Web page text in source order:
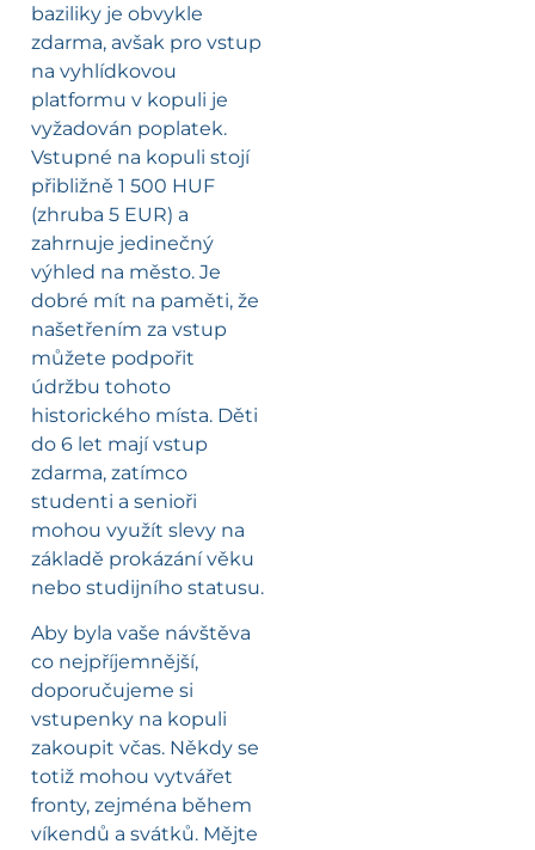
baziliky je obvykle
zdarma, avšak pro vstup
na vyhlídkovou
platformu v kopuli je
vyžadován poplatek.
Vstupné na kopuli stojí
přibližně 1 500 HUF
(zhruba 5 EUR) a
zahrnuje jedinečný
výhled na město. Je
dobré mít na paměti, že
našetřením za vstup
můžete podpořit
údržbu tohoto
historického místa. Děti
do 6 let mají vstup
zdarma, zatímco
studenti a senioři
mohou využít slevy na
základě prokázání věku
nebo studijního statusu.
Aby byla vaše návštěva
co nejpříjemnější,
doporučujeme si
vstupenky na kopuli
zakoupit včas. Někdy se
totiž mohou vytvářet
fronty, zejména během
víkendů a svátků. Mějte